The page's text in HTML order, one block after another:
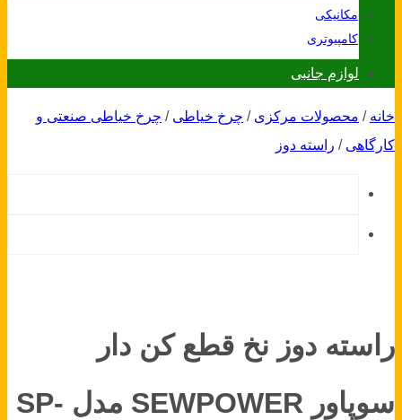
مکانیکی
کامپیوتری
لوازم جانبی
خانه / محصولات مرکزی / چرخ خیاطی / چرخ خیاطی صنعتی و
کارگاهی / راسته دوز
راسته دوز نخ قطع کن دار
سوپاور SEWPOWER مدل SP-